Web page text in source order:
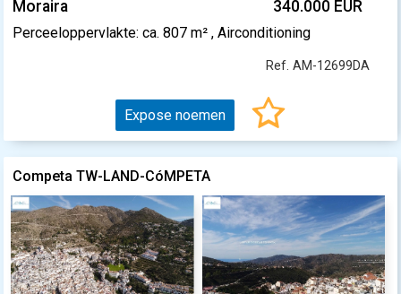
Moraira 340.000 EUR
Perceeloppervlakte: ca. 807 m² , Airconditioning
Ref. AM-12699DA
Expose noemen
Competa TW-LAND-CóMPETA